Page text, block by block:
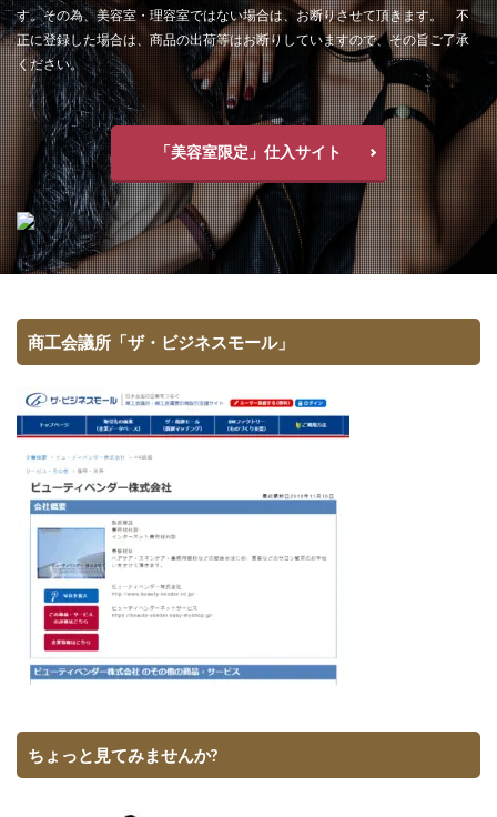
す。その為、美容室・理容室ではない場合は、お断りさせて頂きます。 不
正に登録した場合は、商品の出荷等はお断りしていますので、その旨ご了承
ください。
「美容室限定」仕入サイト
商工会議所「ザ・ビジネスモール」
ちょっと見てみませんか?